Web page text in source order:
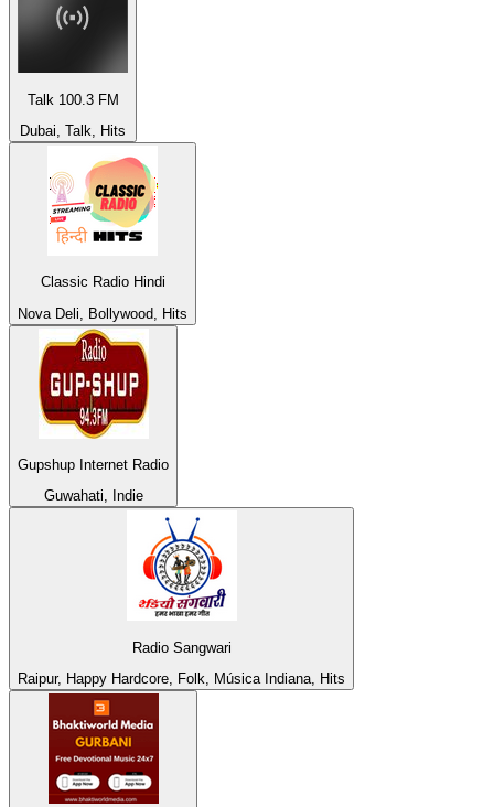
Talk 100.3 FM
Dubai, Talk, Hits
Classic Radio Hindi
Nova Deli, Bollywood, Hits
Gupshup Internet Radio
Guwahati, Indie
Radio Sangwari
Raipur, Happy Hardcore, Folk, Música Indiana, Hits